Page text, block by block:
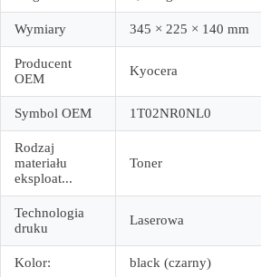
Wymiary 345 × 225 × 140 mm
Producent
OEM
Kyocera
Symbol OEM 1T02NR0NL0
Rodzaj
materiału
eksploat...
Toner
Technologia
druku
Laserowa
Kolor: black (czarny)